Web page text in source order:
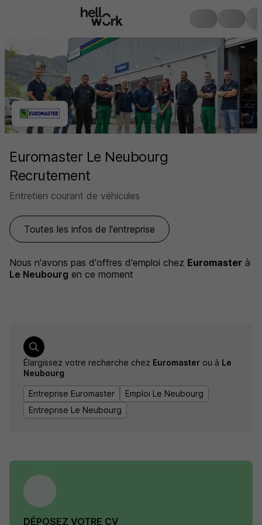
Euromaster Le Neubourg
Recrutement
Entretien courant de véhicules
Toutes les infos de l'entreprise
Nous n'avons pas d'offres d'emploi chez Euromaster à
Le Neubourg en ce moment
Élargissez votre recherche chez Euromaster ou à Le
Neubourg
Entreprise Euromaster
Emploi Le Neubourg
Entreprise Le Neubourg
DÉPOSEZ VOTRE CV